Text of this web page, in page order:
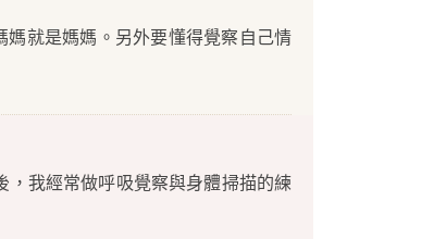
就是媽媽。另外要懂得覺察自己情
，我經常做呼吸覺察與身體掃描的練